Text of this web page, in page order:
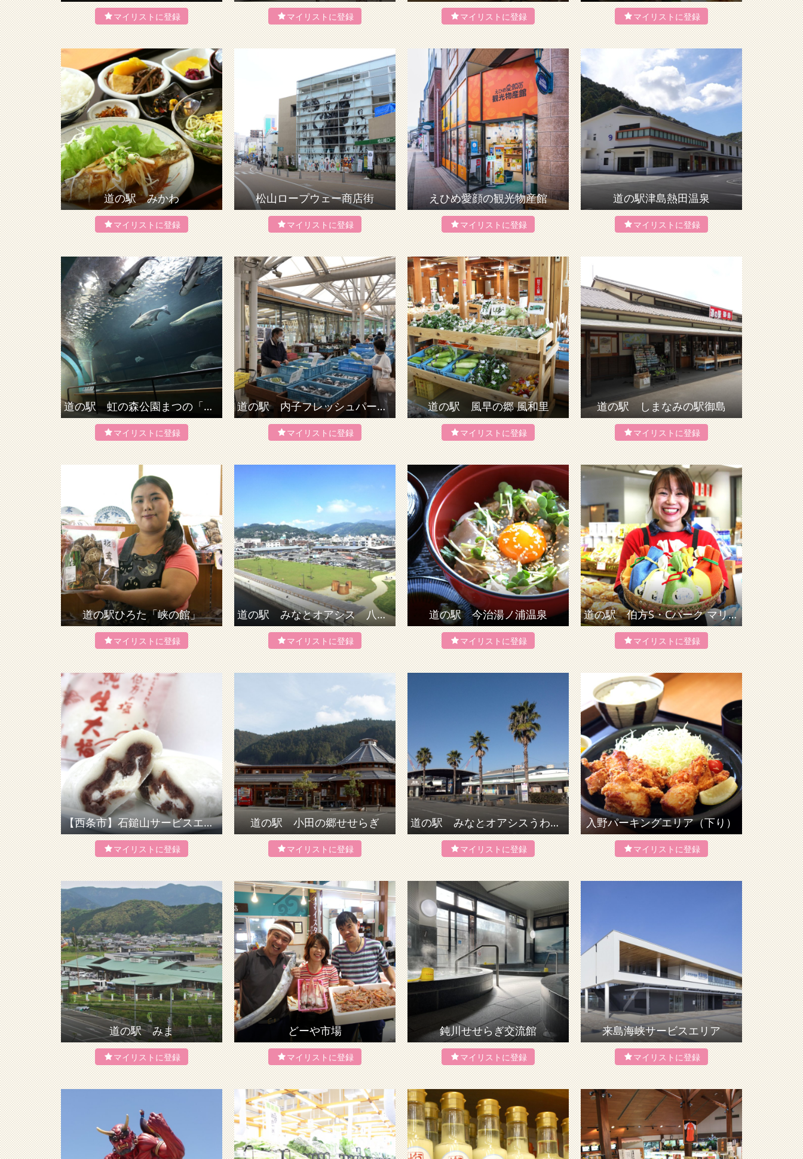
道の駅 みかわ 松山ロープウェー商店街 えひめ愛顔の観光物産館 道の駅津島熱田温泉
道の駅 虹の森公園まつの「四万十川学習センターおさかな館」 道の駅 内子フレッシュパークからり「からり直売所」 道の駅 風早の郷 風和里 道の駅 しまなみの駅御島
道の駅ひろた「峡の館」 道の駅 みなとオアシス 八幡浜みなっと「みなと交流館」 道の駅 今治湯ノ浦温泉 道の駅 伯方S・Cパーク マリンオアシスはかた
【西条市】石鎚山サービスエリア（下り） 道の駅 小田の郷せせらぎ 道の駅 みなとオアシスうわじま きさいや広場 入野パーキングエリア（下り）
道の駅 みま どーや市場 鈍川せせらぎ交流館 来島海峡サービスエリア